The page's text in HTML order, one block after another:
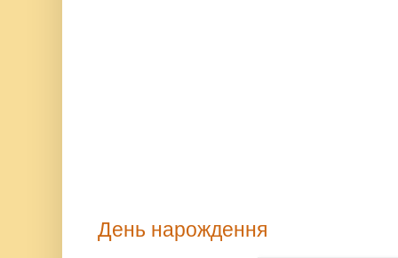
День нарождення